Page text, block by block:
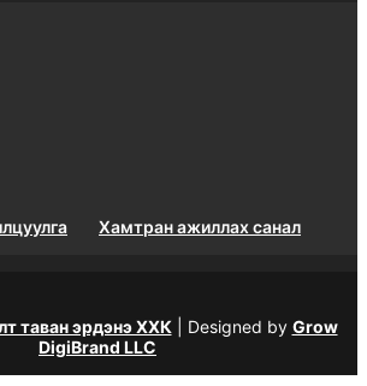
Хамтран ажиллах санал
таван эрдэнэ ХХК | Designed by Grow
DigiBrand LLC